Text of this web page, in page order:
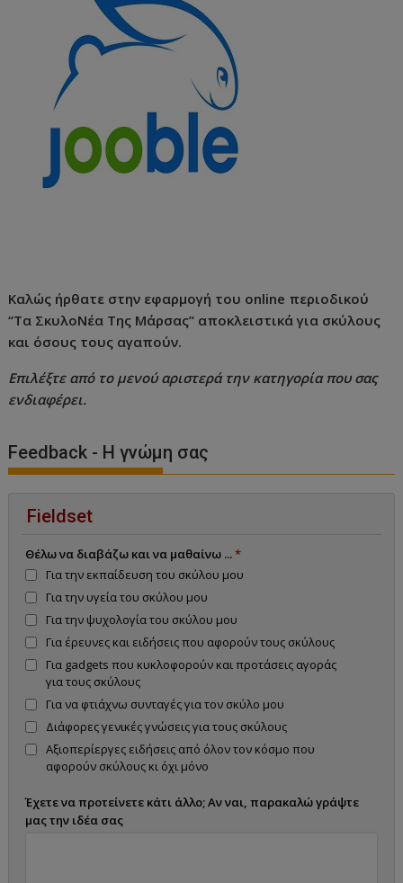
Καλώς ήρθατε στην εφαρμογή του online περιοδικού
“Τα ΣκυλοΝέα Της Μάρσας” αποκλειστικά για σκύλους
και όσους τους αγαπούν.
Επιλέξτε από το μενού αριστερά την κατηγορία που σας
ενδιαφέρει.
Feedback - Η γνώμη σας
Fieldset
Θέλω να διαβάζω και να μαθαίνω ...*
Για την εκπαίδευση του σκύλου μου
Για την υγεία του σκύλου μου
Για την ψυχολογία του σκύλου μου
Για έρευνες και ειδήσεις που αφορούν τους σκύλους
Για gadgets που κυκλοφορούν και προτάσεις αγοράς
για τους σκύλους
Για να φτιάχνω συνταγές για τον σκύλο μου
Διάφορες γενικές γνώσεις για τους σκύλους
Αξιοπερίεργες ειδήσεις από όλον τον κόσμο που
αφορούν σκύλους κι όχι μόνο
Έχετε να προτείνετε κάτι άλλο; Αν ναι, παρακαλώ γράψτε
μας την ιδέα σας